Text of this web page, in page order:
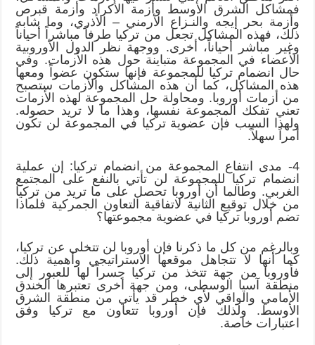
فمشاكل الشرق الأوسط وأزمة الأكراد وأزمة قبرص
وأزمة بحر إيجه والنـزاع الأرمني – الأذري، وما شابه
ذلك، فهذه المشاكل تجعل من تركيا طرفاً مباشراً أحياناً
وغير مباشر أحياناً، أخرى. ووجهة نظر الدول الأوروبية
الأعضاء في المجموعة متباينة حول هذه الأزمات. وفي
حال انضمام تركيا للمجموعة فإنها ستكون عضواً ومعها
هذه المشاكل، كما أن هذه المشاكل والأزمات ستصبح
من أزمات أوروبا. ومحاولة حل المجموعة لهذه الأزمات
تعني تفكك المجموعة نفسها، وهذا ما لا تريد حصوله.
ولهذا السبب فإن عضوية تركيا في المجموعة لن تكون
أمراً سهلاً.
4- مدى انتفاع المجموعة من انضمام تركيا: إن عملية
انضمام تركيا للمجموعة لن تأتي بالنفع على المجتمع
الغربي. وطالما أن أوروبا تحصل على ما تريد من تركيا
من خلال توقيع الثانية لاتفاقية التعاون الجمركية فلماذا
تضم أوروبا تركيا في عضوية مجموعتها؟
وبالرغم من كل ما ذكرنا فإن أوروبا لن تتخلى عن تركيا،
كما أنها لا تتجاهل موقعها الاستراتيجي وأهمية ذلك.
فأوروبا من جهة تتخذ من تركيا جسراً لها للعبور إلى
منطقة آسيا الوسطى، ومن جهة أخرى تعتبرها الخندق
الأمامي والواقي لأي خطر قد يأتي من منطقة الشرق
الأوسط. ولذلك فإن أوروبا تتعاون مع تركيا وفق
اعتبارات خاصة.